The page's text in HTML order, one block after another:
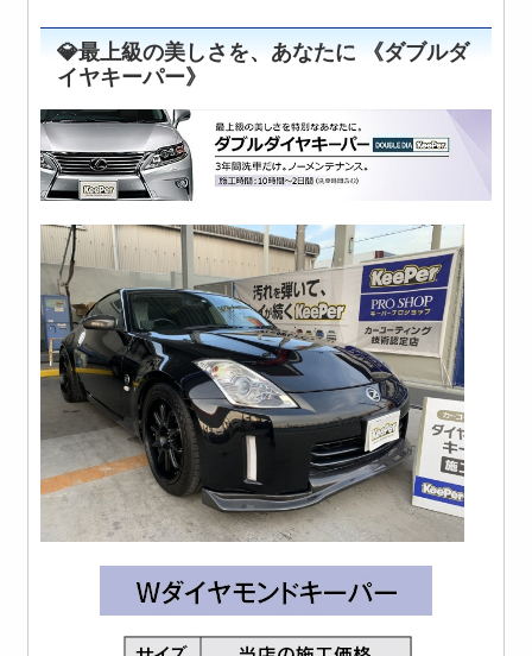
💎最上級の美しさを、あなたに 《ダブルダ
イヤキーパー》